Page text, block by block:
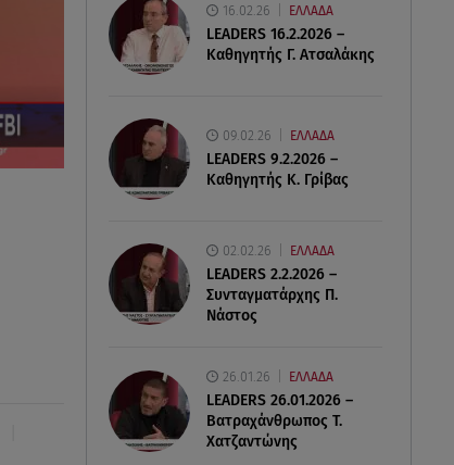
16.02.26 ΕΛΛΑΔΑ
LEADERS 16.2.2026 –
Καθηγητής Γ. Ατσαλάκης
09.02.26 ΕΛΛΑΔΑ
LEADERS 9.2.2026 –
Καθηγητής Κ. Γρίβας
02.02.26 ΕΛΛΑΔΑ
LEADERS 2.2.2026 –
Συνταγματάρχης Π.
Νάστος
26.01.26 ΕΛΛΑΔΑ
LEADERS 26.01.2026 –
Βατραχάνθρωπος Τ.
Χατζαντώνης